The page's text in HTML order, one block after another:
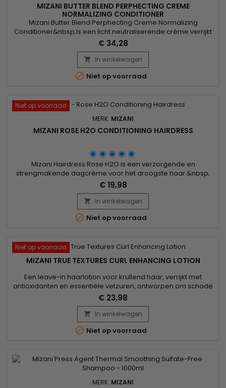
MIZANI BUTTER BLEND PERPHECTING CREME
NORMALIZING CONDITIONER
Mizani Butter Blend Perphecting Creme Normalizing
Conditioner&nbsp;Is een licht neutraliserende crème verrijkt
met Honing, Karitéboter, Cacao en versterkende ceramiden.
Vereenvoudigt ontwarring en minimaliseert
onderbrekingen.&nbsp; Het voedt de hoofdhuid en het
haar.&nbsp; Het is een bondgenoot van de neutraliserende
shampoo.&nbsp; Herstelt het...
€ 34,28
 In winkelwagen
 Niet op voorraad
Niet op voorraad
MERK: MIZANI
MIZANI ROSE H2O CONDITIONING HAIRDRESS
Mizani Hairdress Rose H2O is een verzorgende en
strengmakende dagcrème voor het droogste haar.&nbsp;
Verrijkt met het stimuleren van Rozemarijn extract en het
intensiveren van Panthenol, je haar is diep gevoed en
beschermd aan de buitenkant.
€ 19,98
 In winkelwagen
 Niet op voorraad
Niet op voorraad
MIZANI TRUE TEXTURES CURL ENHANCING LOTION
Een leave-in haarlotion voor krullend haar, verrijkt met
antioxidanten en essentiële vetzuren, ontworpen om schade
te herstellen, diep te hydrateren en de glans te
herstellen.&nbsp; Mizani True Textures Curl Enhancing Lotion
is perfect om krullen opnieuw te definiëren en het haar te
voeden.&nbsp; Anti-frizz, met een lichte textuur en
gladmakende...
€ 23,98
 In winkelwagen
 Niet op voorraad
MERK: MIZANI